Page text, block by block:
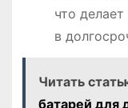
что
в
Читать
батарей для